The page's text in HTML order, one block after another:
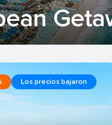
Los precios bajaron